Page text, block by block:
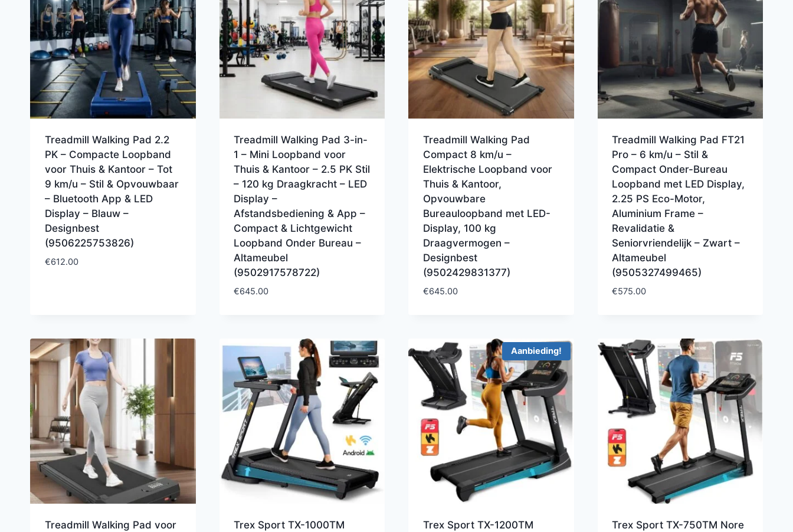
Treadmill Walking Pad 2.2
PK – Compacte Loopband
voor Thuis & Kantoor – Tot
9 km/u – Stil & Opvouwbaar
– Bluetooth App & LED
Display – Blauw –
Designbest
(9506225753826)
€612.00
Treadmill Walking Pad 3-in-
1 – Mini Loopband voor
Thuis & Kantoor – 2.5 PK Stil
– 120 kg Draagkracht – LED
Display –
Afstandsbediening & App –
Compact & Lichtgewicht
Loopband Onder Bureau –
Altameubel
(9502917578722)
€645.00
Treadmill Walking Pad
Compact 8 km/u –
Elektrische Loopband voor
Thuis & Kantoor,
Opvouwbare
Bureauloopband met LED-
Display, 100 kg
Draagvermogen –
Designbest
(9502429831377)
€645.00
Treadmill Walking Pad FT21
Pro – 6 km/u – Stil &
Compact Onder-Bureau
Loopband met LED Display,
2.25 PS Eco-Motor,
Aluminium Frame –
Revalidatie &
Seniorvriendelijk – Zwart –
Altameubel
(9505327499465)
€575.00
Treadmill Walking Pad voor
Trex Sport TX-1000TM
Aanbieding!
Trex Sport TX-1200TM
Trex Sport TX-750TM Nore